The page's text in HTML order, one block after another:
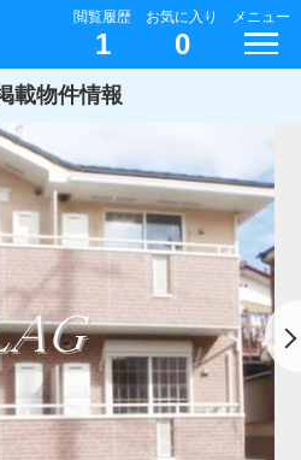
閲覧履歴
1
お気に入り
0
メニュー
載物件情報